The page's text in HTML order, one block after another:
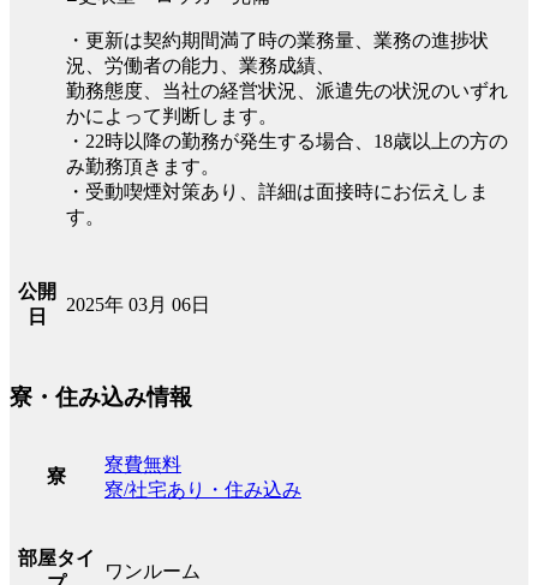
・更新は契約期間満了時の業務量、業務の進捗状
況、労働者の能力、業務成績、
勤務態度、当社の経営状況、派遣先の状況のいずれ
かによって判断します。
・22時以降の勤務が発生する場合、18歳以上の方の
み勤務頂きます。
・受動喫煙対策あり、詳細は面接時にお伝えしま
す。
公開
日
2025年 03月 06日
寮・住み込み情報
寮
寮費無料
寮/社宅あり・住み込み
部屋タイ
ワンルーム